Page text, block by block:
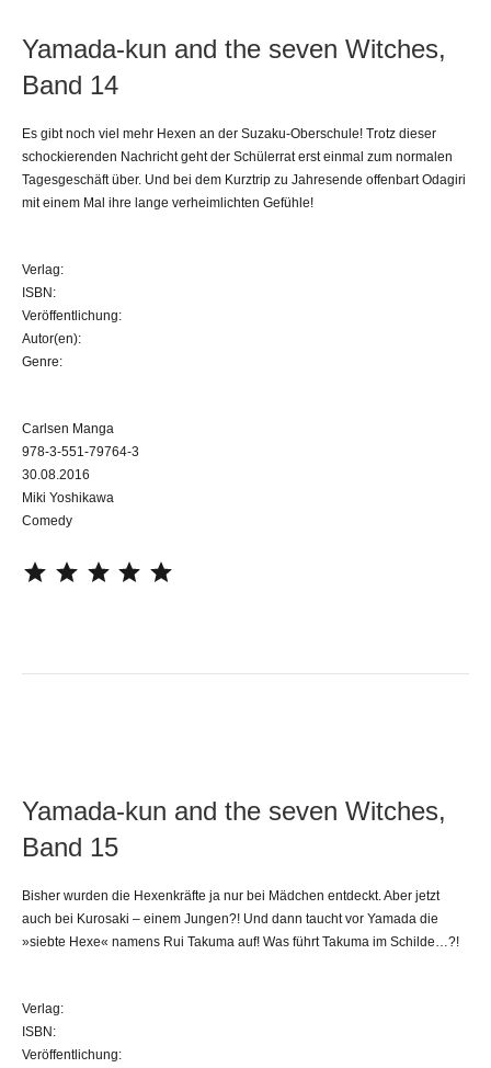
Yamada-kun and the seven Witches,
Band 14
Es gibt noch viel mehr Hexen an der Suzaku-Oberschule! Trotz dieser
schockierenden Nachricht geht der Schülerrat erst einmal zum normalen
Tagesgeschäft über. Und bei dem Kurztrip zu Jahresende offenbart Odagiri
mit einem Mal ihre lange verheimlichten Gefühle!
Verlag:
ISBN:
Veröffentlichung:
Autor(en):
Genre:
Carlsen Manga
978-3-551-79764-3
30.08.2016
Miki Yoshikawa
Comedy
Yamada-kun and the seven Witches,
Band 15
Bisher wurden die Hexenkräfte ja nur bei Mädchen entdeckt. Aber jetzt
auch bei Kurosaki – einem Jungen?! Und dann taucht vor Yamada die
»siebte Hexe« namens Rui Takuma auf! Was führt Takuma im Schilde…?!
Verlag:
ISBN:
Veröffentlichung: